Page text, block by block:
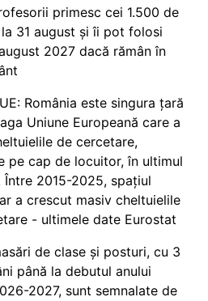
primesc cei 1.500 de
31 august și îi pot folosi
2027 dacă rămân în
România este singura țară
Uniune Europeană care a
de cercetare,
pe cap de locuitor, în ultimul
Între 2015-2025, spațiul
a crescut masiv cheltuielile
- ultimele date Eurostat
de clase și posturi, cu 3
până la debutul anului
2027, sunt semnalate de